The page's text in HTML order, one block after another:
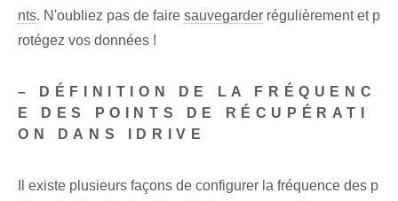
nts. N'oubliez pas de faire sauvegarder régulièrement et p
rotégez vos données !
– DÉFINITION DE LA FRÉQUENC
E DES POINTS DE RÉCUPÉRATI
ON DANS IDRIVE
Il existe plusieurs façons de configurer la fréquence des p